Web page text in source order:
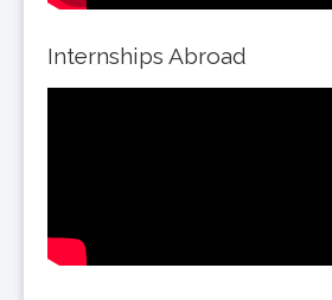
Internships Abroad